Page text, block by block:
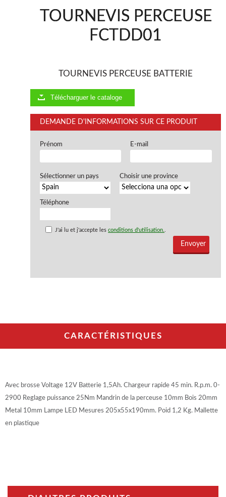
TOURNEVIS PERCEUSE
FCTDD01
TOURNEVIS PERCEUSE BATTERIE
Télécharguer le cataloge
DEMANDE D'INFORMATIONS SUR CE PRODUIT
Prénom E-mail
Sélectionner un pays Choisir une province
Téléphone
J'ai lu et j'accepte lesconditions d'utilisation.
CARACTÉRISTIQUES
Avec brosse Voltage 12V Batterie 1,5Ah. Chargeur rapide 45 min. R.p.m. 0-
2900 Reglage puissance 25Nm Mandrin de la perceuse 10mm Bois 20mm
Metal 10mm Lampe LED Mesures 205x55x190mm. Poid 1,2 Kg. Mallette
en plastique